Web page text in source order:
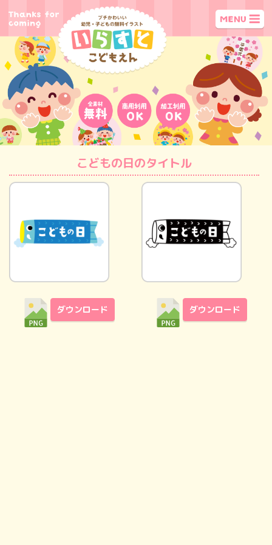
こどもの日のタイトル
ダウンロード ダウンロード